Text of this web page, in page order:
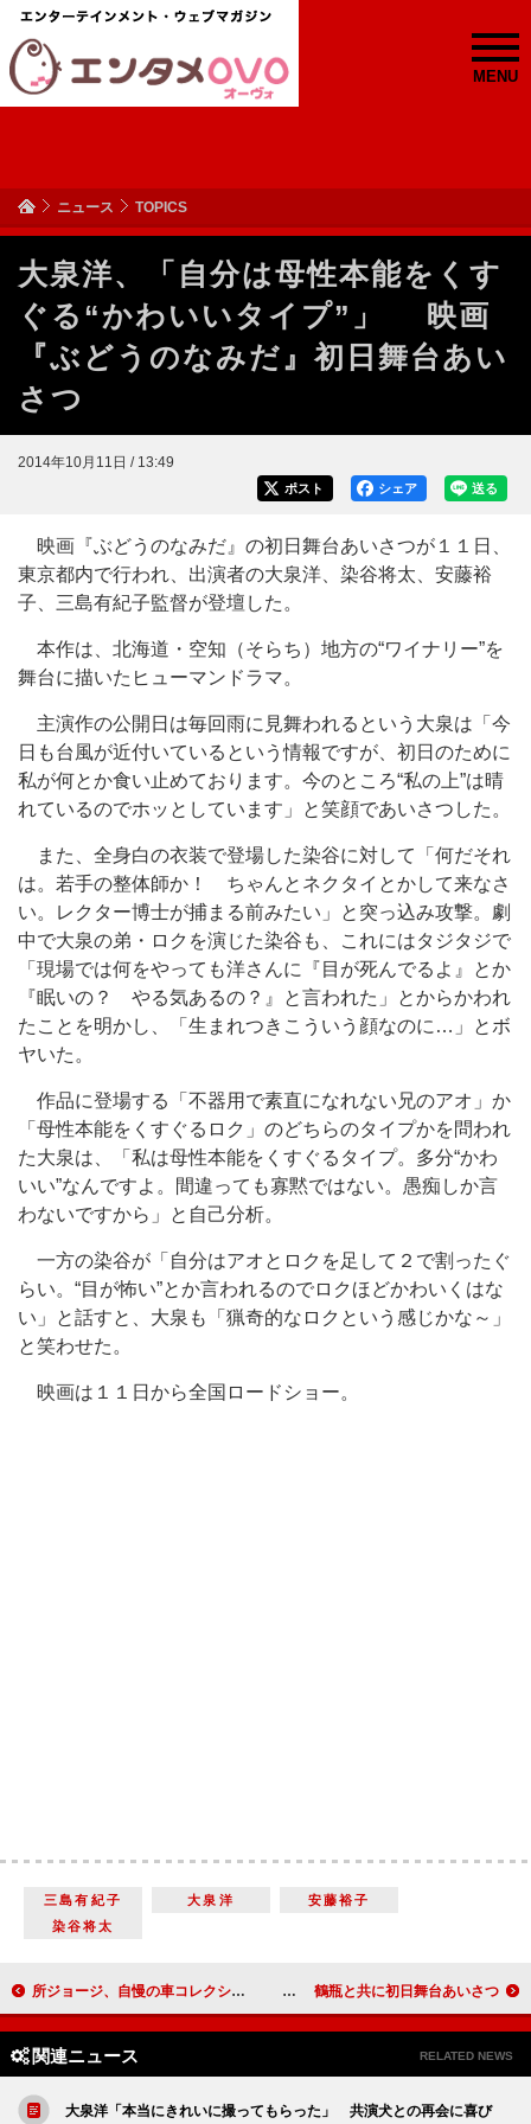
MENU
ニュース TOPICS
大泉洋、「自分は母性本能をくす
ぐる“かわいいタイプ”」 映画
『ぶどうのなみだ』初日舞台あい
さつ
2014年10月11日 / 13:49
送る
シェア
ポスト
映画『ぶどうのなみだ』の初日舞台あいさつが１１日、
東京都内で行われ、出演者の大泉洋、染谷将太、安藤裕
子、三島有紀子監督が登壇した。
本作は、北海道・空知（そらち）地方の“ワイナリー”を
舞台に描いたヒューマンドラマ。
主演作の公開日は毎回雨に見舞われるという大泉は「今
日も台風が近付いているという情報ですが、初日のために
私が何とか食い止めております。今のところ“私の上”は晴
れているのでホッとしています」と笑顔であいさつした。
また、全身白の衣装で登場した染谷に対して「何だそれ
は。若手の整体師か！ ちゃんとネクタイとかして来なさ
い。レクター博士が捕まる前みたい」と突っ込み攻撃。劇
中で大泉の弟・ロクを演じた染谷も、これにはタジタジで
「現場では何をやっても洋さんに『目が死んでるよ』とか
『眠いの？ やる気あるの？』と言われた」とからかわれ
たことを明かし、「生まれつきこういう顔なのに…」とボ
ヤいた。
作品に登場する「不器用で素直になれない兄のアオ」か
「母性本能をくすぐるロク」のどちらのタイプかを問われ
た大泉は、「私は母性本能をくすぐるタイプ。多分“かわ
いい”なんですよ。間違っても寡黙ではない。愚痴しか言
わないですから」と自己分析。
一方の染谷が「自分はアオとロクを足して２で割ったぐ
らい。“目が怖い”とか言われるのでロクほどかわいくはな
い」と話すと、大泉も「猟奇的なロクという感じかな～」
と笑わせた。
映画は１１日から全国ロードショー。
三島有紀子 大泉洋
安藤裕子
染谷将太
所ジョージ、自慢の車コレクションをお披露目 「所さんの世田谷ベース」のイベント開催 吉永小百合「この人となら一緒になれるかも」 鶴瓶と共に初日舞台あいさつ
関連ニュース RELATED NEWS
大泉洋「本当にきれいに撮ってもらった」 共演犬との再会に喜び